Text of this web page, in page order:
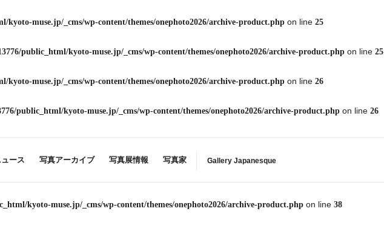
kyoto-muse.jp/_cms/wp-content/themes/onephoto2026/archive-product.php on line 25
public_html/kyoto-muse.jp/_cms/wp-content/themes/onephoto2026/archive-product.php on line 25
kyoto-muse.jp/_cms/wp-content/themes/onephoto2026/archive-product.php on line 26
public_html/kyoto-muse.jp/_cms/wp-content/themes/onephoto2026/archive-product.php on line 26
ュース 写真アーカイブ 写真展情報 写真家 Gallery Japanesque
kyoto-muse.jp/_cms/wp-content/themes/onephoto2026/archive-product.php on line 38